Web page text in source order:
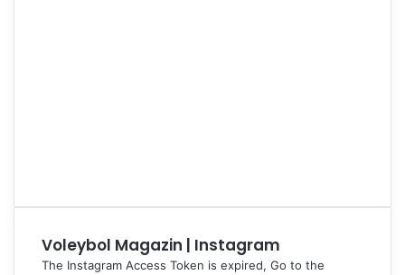
Voleybol Magazin | Instagram
The Instagram Access Token is expired, Go to the